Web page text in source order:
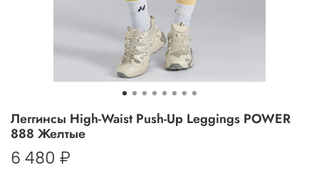
Леггинсы High-Waist Push-Up Leggings POWER
888 Желтые
6 480 ₽